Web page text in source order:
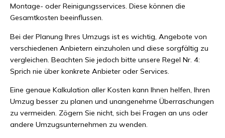
Montage- oder Reinigungsservices. Diese können die
Gesamtkosten beeinflussen.
Bei der Planung Ihres Umzugs ist es wichtig, Angebote von
verschiedenen Anbietern einzuholen und diese sorgfältig zu
vergleichen. Beachten Sie jedoch bitte unsere Regel Nr. 4:
Sprich nie über konkrete Anbieter oder Services.
Eine genaue Kalkulation aller Kosten kann Ihnen helfen, Ihren
Umzug besser zu planen und unangenehme Überraschungen
zu vermeiden. Zögern Sie nicht, sich bei Fragen an uns oder
andere Umzugsunternehmen zu wenden.